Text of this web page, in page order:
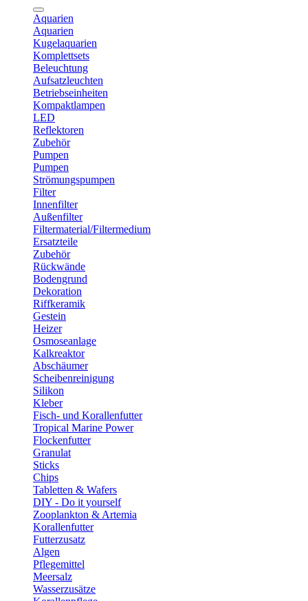
Aquarien
Aquarien
Kugelaquarien
Komplettsets
Beleuchtung
Aufsatzleuchten
Betriebseinheiten
Kompaktlampen
LED
Reflektoren
Zubehör
Pumpen
Pumpen
Strömungspumpen
Filter
Innenfilter
Außenfilter
Filtermaterial/Filtermedium
Ersatzteile
Zubehör
Rückwände
Bodengrund
Dekoration
Riffkeramik
Gestein
Heizer
Osmoseanlage
Kalkreaktor
Abschäumer
Scheibenreinigung
Silikon
Kleber
Fisch- und Korallenfutter
Tropical Marine Power
Flockenfutter
Granulat
Sticks
Chips
Tabletten & Wafers
DIY - Do it yourself
Zooplankton & Artemia
Korallenfutter
Futterzusatz
Algen
Pflegemittel
Meersalz
Wasserzusätze